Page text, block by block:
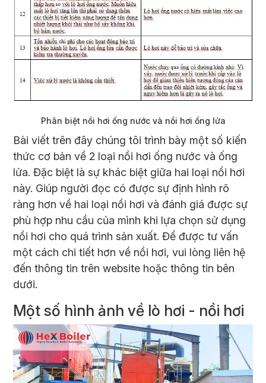
Phân biệt nồi hơi ống nước và nồi hơi ống lửa​
Bài viết trên đây chúng tôi trình bày một số kiến
thức cơ bản về 2 loại nồi hơi ống nước và ống
lửa. Đặc biệt là sự khác biệt giữa hai loại nồi hơi
này. Giúp người đọc có được sự định hình rõ
ràng hơn về hai loại nồi hơi và đánh giá được sự
phù hợp nhu cầu của mình khi lựa chọn sử dụng
nồi hơi cho quá trình sản xuất. Để được tư vấn
một cách chi tiết hơn về nồi hơi, vui lòng liên hệ
đến thông tin trên website hoặc thông tin bên
dưới.
Một số hình ảnh về lò hơi - nồi hơi